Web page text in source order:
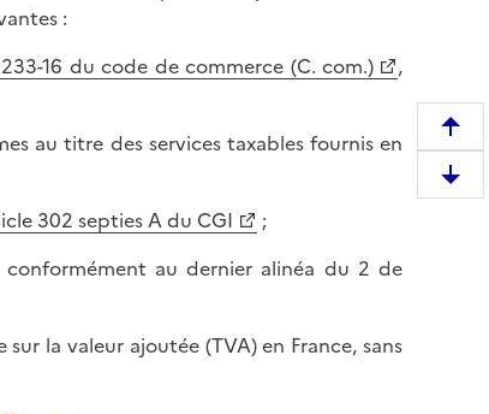
:
16 du code de commerce (C. com.)
,
au titre des services taxables fournis en
302 septies A du CGI
;
au dernier alinéa du 2 de
la valeur ajoutée (TVA) en France, sans
e
m
D